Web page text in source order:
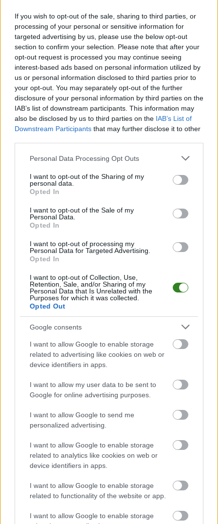
If you wish to opt-out of the sale, sharing to third parties, or
processing of your personal or sensitive information for
targeted advertising by us, please use the below opt-out
section to confirm your selection. Please note that after your
opt-out request is processed you may continue seeing
interest-based ads based on personal information utilized by
us or personal information disclosed to third parties prior to
your opt-out. You may separately opt-out of the further
disclosure of your personal information by third parties on the
IAB’s list of downstream participants. This information may
also be disclosed by us to third parties on the IAB’s List of
Downstream Participants that may further disclose it to other
Please note that this website/app uses one or more Google
not limited to your visit or usage behaviour. You may click to
grant or deny consent to Google and its third-party tags to
use your data for below specified purposes in below Google
consent section.
Personal Data Processing Opt Outs
I want to opt-out of the Sharing of my
personal data.
Opted In
I want to opt-out of the Sale of my
Personal Data.
Opted In
I want to opt-out of processing my
Personal Data for Targeted Advertising.
Opted In
I want to opt-out of Collection, Use,
Retention, Sale, and/or Sharing of my
Personal Data that Is Unrelated with the
Purposes for which it was collected.
Opted Out
Google consents
I want to allow Google to enable storage
related to advertising like cookies on web or
device identifiers in apps.
I want to allow my user data to be sent to
Google for online advertising purposes.
I want to allow Google to send me
personalized advertising.
I want to allow Google to enable storage
related to analytics like cookies on web or
device identifiers in apps.
I want to allow Google to enable storage
related to functionality of the website or app.
I want to allow Google to enable storage
członkiem zespołu.
Po kontuzji Woffindena Stal Rzeszów rozmawiała także z innymi
zawodnikami. Chęcią ścigania się w barwach Stali Rzeszów
wyrazili DuńczykNicolai Klindti FinTimo Lahti.
Klub jednak ostatecznie zdecydował się na korzystanie z usług
Davida Bellego. Uznano, że Francuz prezentuje wyższą klasę
sportową.
CZYTAJ TAKŻE
Sparing: Stal
Rzeszów vs. Cellfast
[RETRANSMISJA]
Tai Woffinden po
zdrowia
2025-04-01 21:57
Krośnie. Zawodnicy
odmawiają jazdy w
sparingach
odwołany! Stal
Rzeszów nie pojedzie
w sobotę
KOMENTARZE
Uwaga!
Teraz komentarze są domyślnie ukryte, aby poprawić
„Zobacz komentarze”, aby je wyświetlić i dołączyć do
dyskusji.
Zobacz komentarze
NASTĘPNY ARTYKUŁ
2025-04-02 13:48
Prezes Jacek Klimek o zmianie trenera: